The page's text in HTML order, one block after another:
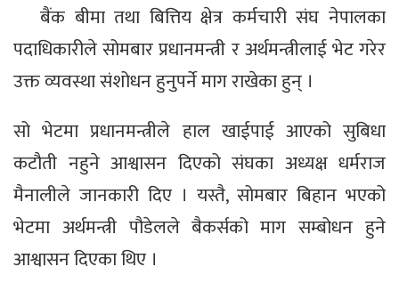
बैंक बीमा तथा बित्तिय क्षेत्र कर्मचारी संघ नेपालका
पदाधिकारीले सोमबार प्रधानमन्त्री र अर्थमन्त्रीलाई भेट गरेर
उक्त व्यवस्था संशोधन हुनुपर्ने माग राखेका हुन् ।
सो भेटमा प्रधानमन्त्रीले हाल खाईपाई आएको सुबिधा
कटौती नहुने आश्वासन दिएको संघका अध्यक्ष धर्मराज
मैनालीले जानकारी दिए । यस्तै, सोमबार बिहान भएको
भेटमा अर्थमन्त्री पौडेलले बैकर्सको माग सम्बोधन हुने
आश्वासन दिएका थिए ।